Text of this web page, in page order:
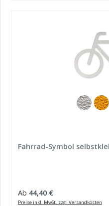
Fahrrad-Symbol
Regulärer Preis:
Ab 44,40 €
Preise inkl. MwSt. zzgl Versandkosten